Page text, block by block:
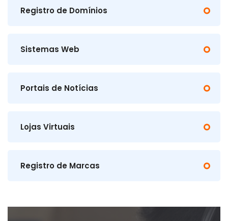
Registro de Domínios
Sistemas Web
Portais de Notícias
Lojas Virtuais
Registro de Marcas